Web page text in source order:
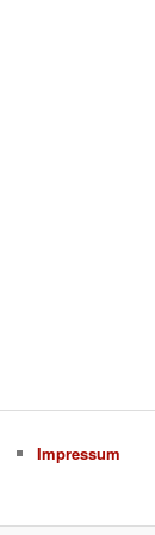
Impressum